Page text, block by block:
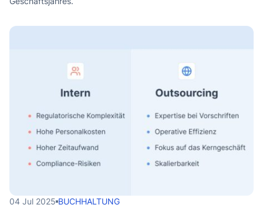
04 Jul 2025 BUCHHALTUNG